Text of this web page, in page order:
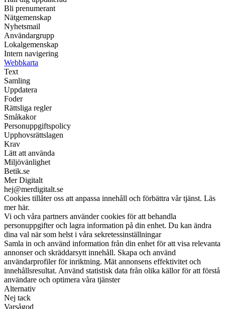
Bli prenumerant
Nätgemenskap
Nyhetsmail
Användargrupp
Lokalgemenskap
Intern navigering
Webbkarta
Text
Samling
Uppdatera
Foder
Rättsliga regler
Småkakor
Personuppgiftspolicy
Upphovsrättslagen
Krav
Lätt att använda
Miljövänlighet
Betik.se
Mer Digitalt
hej@merdigitalt.se
Cookies tillåter oss att anpassa innehåll och förbättra vår tjänst. Läs
mer här.
Vi och våra partners använder cookies för att behandla
personuppgifter och lagra information på din enhet. Du kan ändra
dina val när som helst i våra sekretessinställningar
Samla in och använd information från din enhet för att visa relevanta
annonser och skräddarsytt innehåll. Skapa och använd
användarprofiler för inriktning. Mät annonsens effektivitet och
innehållsresultat. Använd statistisk data från olika källor för att förstå
användare och optimera våra tjänster
Alternativ
Nej tack
Varsågod